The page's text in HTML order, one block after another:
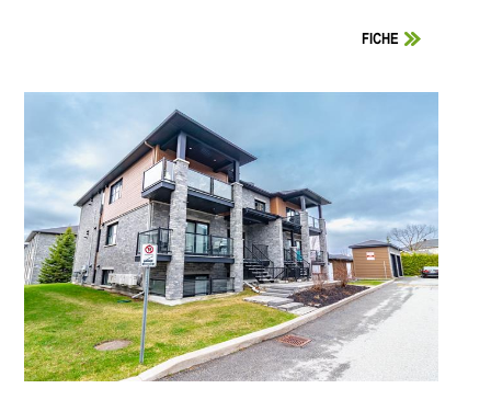
FICHE